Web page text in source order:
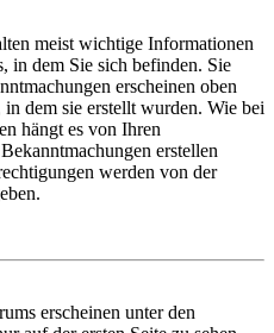
meist wichtige Informationen
in dem Sie sich befinden. Sie
erscheinen oben
dem sie erstellt wurden. Wie bei
hängt es von Ihren
erstellen
werden von der
erscheinen unter den